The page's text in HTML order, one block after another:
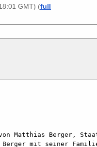
GMT) (full
Matthias Berger,
Berger mit seiner